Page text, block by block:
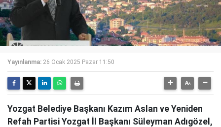
Yayınlanma: 26 Ocak 2025 Pazar 11:50
Yozgat Belediye Başkanı Kazım Aslan ve Yeniden
Refah Partisi Yozgat İl Başkanı Süleyman Adıgözel,